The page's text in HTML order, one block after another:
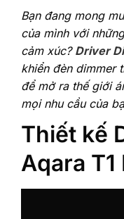
Bạn đang mong
của mình với
cảm xúc? Driver
khiển đèn dimmer
để mở ra thế giới
mọi nhu cầu của
Thiết kế
Aqara T1